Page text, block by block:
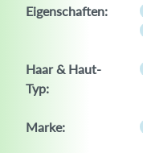
Eigenschaften:
Haar & Haut-
Typ:
Marke: